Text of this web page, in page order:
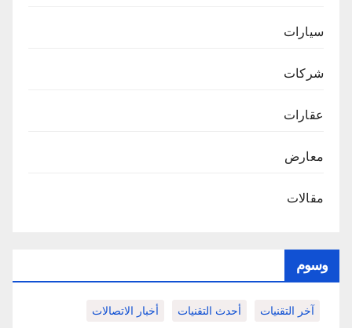
سيارات
شركات
عقارات
معارض
مقالات
وسوم
آخر التقنيات أحدث التقنيات أخبار الاتصالات